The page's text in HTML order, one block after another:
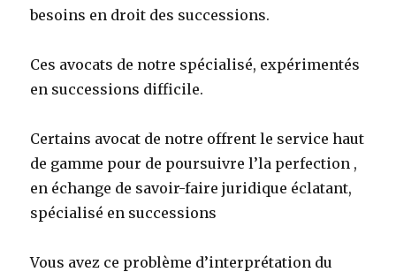
besoins en droit des successions.
Ces avocats de notre spécialisé, expérimentés
en successions difficile.
Certains avocat de notre offrent le service haut
de gamme pour de poursuivre l’la perfection ,
en échange de savoir-faire juridique éclatant,
spécialisé en successions
Vous avez ce problème d’interprétation du